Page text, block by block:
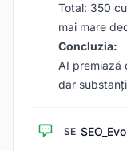
Total: 350
mai mare
Concluzia:
AI premiază
dar
SE